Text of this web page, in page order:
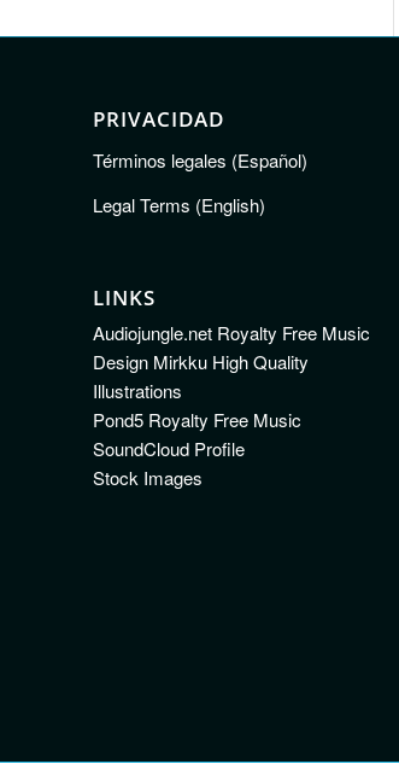
PRIVACIDAD
Términos legales (Español)
Legal Terms (English)
LINKS
Audiojungle.net Royalty Free Music
Design Mirkku High Quality
Illustrations
Pond5 Royalty Free Music
SoundCloud Profile
Stock Images